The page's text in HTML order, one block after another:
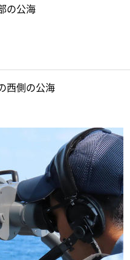
の公海
西側の公海